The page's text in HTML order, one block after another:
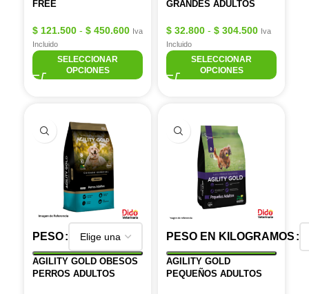
FREE
$ 121.500 - $ 450.600 Iva
Incluido
SELECCIONAR
OPCIONES
GRANDES ADULTOS
$ 32.800 - $ 304.500 Iva
Incluido
SELECCIONAR
OPCIONES
PESO
AGILITY GOLD OBESOS
PERROS ADULTOS
PESO EN KILOGRAMOS
AGILITY GOLD
PEQUEÑOS ADULTOS